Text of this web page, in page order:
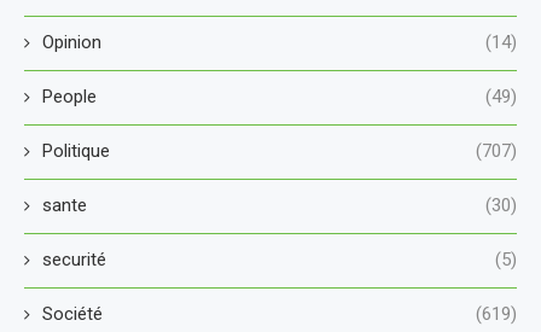
Opinion (14)
People (49)
Politique (707)
sante (30)
securité (5)
Société (619)